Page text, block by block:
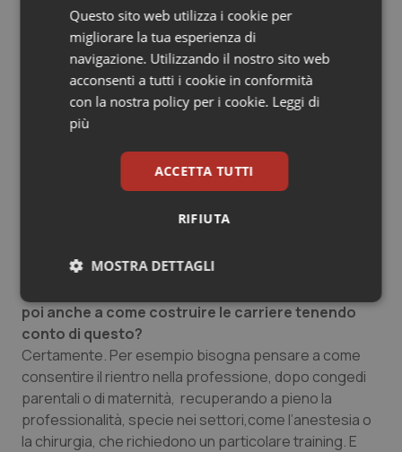
deve tener conto di queste esigenze.
Mi fa un esempio concreto?
È evidente che il tempo pieno cozza con le esigenze
dei tempi di vita, così come cozzano l’attuale visione
delle carriere o l’attuale visione organizzativa nelle
chirurgie. Penso soprattutto a quelle realtà in cui i
occorre rafforzare l’organizzazione di contorno o di
contesto, come gli asili nido, ma dall’altra si deve anche
di anestesiologia in cui una donna, lasciando il servizio,
poi anche a come costruire le carriere tenendo
conto di questo?
Certamente. Per esempio bisogna pensare a come
consentire il rientro nella professione, dopo congedi
parentali o di maternità, recuperando a pieno la
professionalità, specie nei settori,come l’anestesia o
la chirurgia, che richiedono un particolare training. E
Questo sito web utilizza i cookie per
migliorare la tua esperienza di
navigazione. Utilizzando il nostro sito web
acconsenti a tutti i cookie in conformità
con la nostra policy per i cookie. Leggi di
più
ACCETTA TUTTI
RIFIUTA
MOSTRA DETTAGLI
Necessari Statistici Marketing
Necessari Marketing